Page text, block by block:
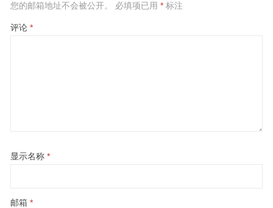
您的邮箱地址不会被公开。 必填项已用 *标注
评论 *
显示名称 *
邮箱 *